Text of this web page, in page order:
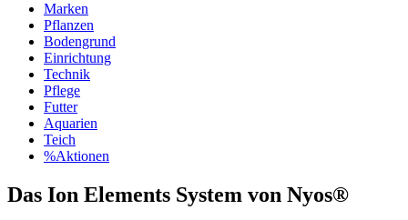
Marken
Pflanzen
Bodengrund
Einrichtung
Technik
Pflege
Futter
Aquarien
Teich
%Aktionen
Das Ion Elements System von Nyos®